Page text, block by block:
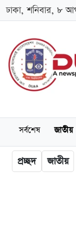
ঢাকা, শনিবার, ৮
সর্বশেষ জাতীয়
প্রচ্ছদ জাতীয়